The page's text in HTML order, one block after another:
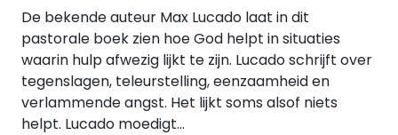
De bekende auteur Max Lucado laat in dit
pastorale boek zien hoe God helpt in situaties
waarin hulp afwezig lijkt te zijn. Lucado schrijft over
tegenslagen, teleurstelling, eenzaamheid en
verlammende angst. Het lijkt soms alsof niets
helpt. Lucado moedigt...